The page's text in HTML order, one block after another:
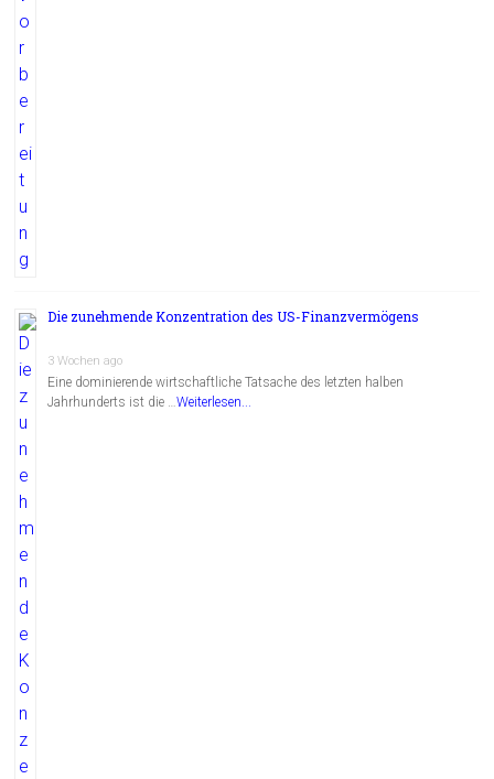
Die zunehmende Konzentration des US-Finanzvermögens
3 Wochen ago
Eine dominierende wirtschaftliche Tatsache des letzten halben
Jahrhunderts ist die …Weiterlesen...